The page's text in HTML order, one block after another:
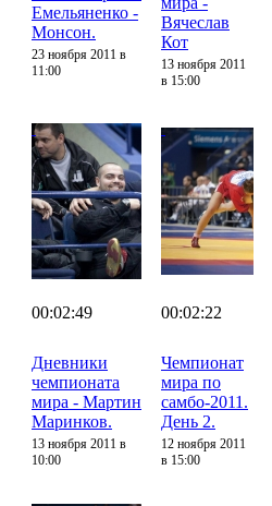
Емельяненко -
Монсон.
23 ноября 2011 в
11:00
Вячеслав
Кот
13 ноября 2011
в 15:00
00:02:49
Дневники
чемпионата
мира - Мартин
Маринков.
13 ноября 2011 в
10:00
00:02:22
Чемпионат
мира по
самбо-2011.
День 2.
12 ноября 2011
в 15:00